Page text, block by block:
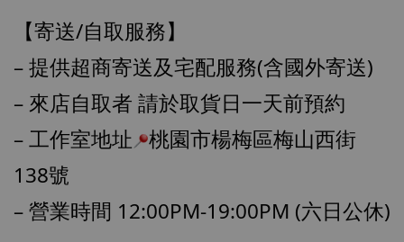
【寄送/自取服務】
– 提供超商寄送及宅配服務(含國外寄送)
– 來店自取者 請於取貨日一天前預約
– 工作室地址
桃園市楊梅區梅山西街
138號
– 營業時間 12:00PM-19:00PM (六日公休)